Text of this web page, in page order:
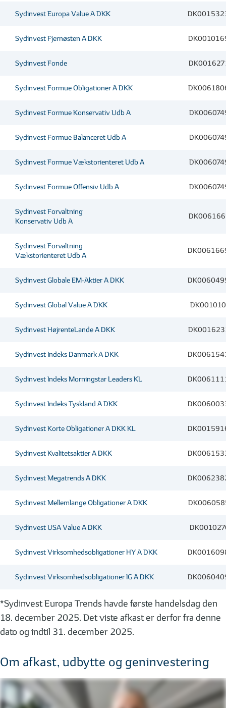
Sydinvest Europa Value A DKK
Sydinvest Fjernøsten A DKK
Sydinvest Fonde
Sydinvest Formue Obligationer A DKK
Sydinvest Formue Konservativ Udb A
Sydinvest Formue Balanceret Udb A
Sydinvest Formue Vækstorienteret Udb A
Sydinvest Formue Offensiv Udb A
Sydinvest Forvaltning
Konservativ Udb A
Sydinvest Forvaltning
Vækstorienteret Udb A
Sydinvest Globale EM-Aktier A DKK
Sydinvest Global Value A DKK
Sydinvest HøjrenteLande A DKK
Sydinvest Indeks Danmark A DKK
Sydinvest Indeks Morningstar Leaders KL
Sydinvest Indeks Tyskland A DKK
Sydinvest Korte Obligationer A DKK KL
Sydinvest Kvalitetsaktier A DKK
Sydinvest Megatrends A DKK
Sydinvest Mellemlange Obligationer A DKK
Sydinvest USA Value A DKK
Sydinvest Virksomhedsobligationer HY A DKK
Sydinvest Virksomhedsobligationer IG A DKK
*Sydinvest Europa Trends havde første handelsdag den
18. december 2025. Det viste afkast er derfor fra denne
dato og indtil 31. december 2025.
Om afkast, udbytte og geninvestering